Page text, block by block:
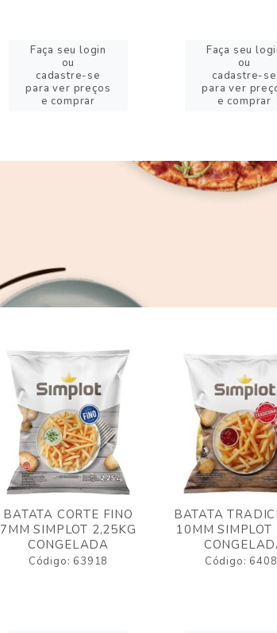
Faça seu login
ou
cadastre-se
para ver preços
e comprar
Faça seu
ou
cadastre-se
para ver
e comprar
BATATA CORTE FINO
7MM SIMPLOT 2,25KG
CONGELADA
Código: 63918
BATATA
10MM SIMPLOT
Código: